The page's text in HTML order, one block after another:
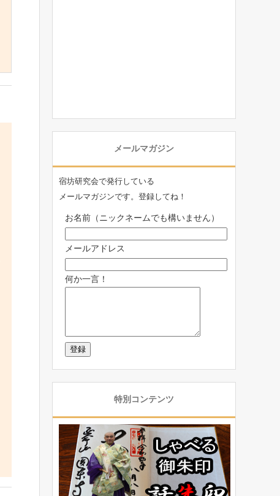
メールマガジン
宿坊研究会で発行している
メールマガジンです。登録してね！
お名前（ニックネームでも構いません）
メールアドレス
何か一言！
特別コンテンツ